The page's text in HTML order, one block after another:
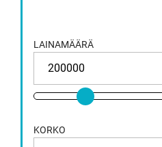
LAINAMÄÄRÄ
KORKO